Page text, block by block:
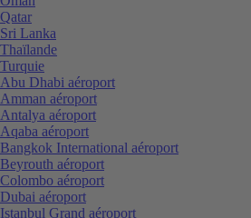
Qatar
Sri Lanka
Thaïlande
Turquie
Abu Dhabi aéroport
Amman aéroport
Antalya aéroport
Aqaba aéroport
Bangkok International aéroport
Beyrouth aéroport
Colombo aéroport
Dubai aéroport
Istanbul Grand aéroport